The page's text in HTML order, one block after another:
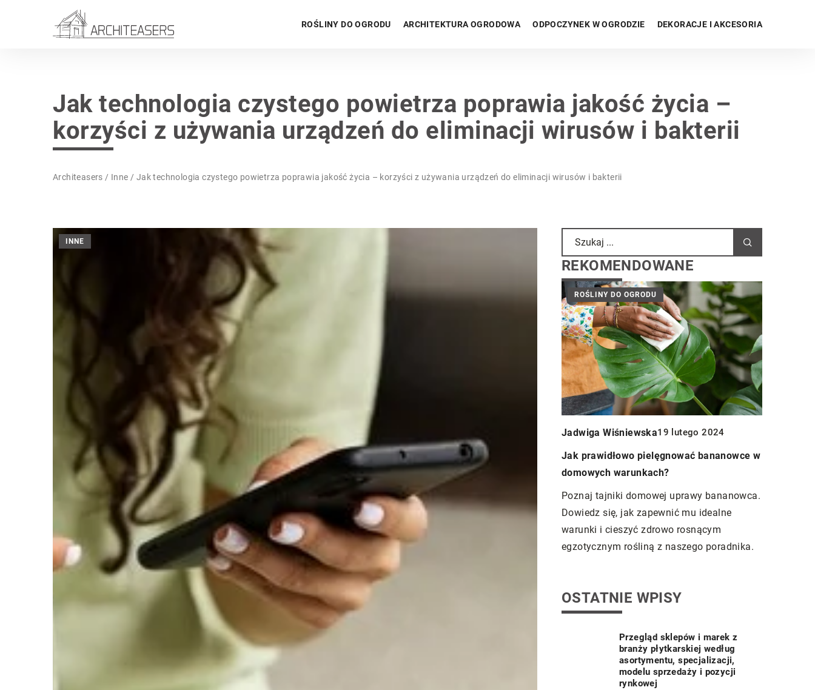
ROŚLINY DO OGRODU ARCHITEKTURA OGRODOWA ODPOCZYNEK W OGRODZIE DEKORACJE I AKCESORIA
Jak technologia czystego powietrza poprawia jakość życia –
korzyści z używania urządzeń do eliminacji wirusów i bakterii
Architeasers / Inne / Jak technologia czystego powietrza poprawia jakość życia – korzyści z używania urządzeń do eliminacji wirusów i bakterii
INNE
REKOMENDOWANE
ARCHITEKTURA OGRODOWA
Jerzy Marchniewicz
Tworzenie przytulnej przestrzeni z
wykorzystaniem nowoczesnych wiat
ogrodowych
Odkryj, jak wykorzystać nowoczesne wiaty
ogrodowe do stworzenia przytulnej
przestrzeni na świeżym powietrzu. Dowiedz
się o najnowszych trendach i praktycznych
poradach.
Redaktor Blue Whale Press
22 października 2024
Jakie krzewy najlepiej przyciągają ptaki do
twojego ogrodu?
Dowiedz się więcej o rodzajach krzewów,
które przyciągają ptaki do Twojego ogrodu.
Znajdź informacje, które pomogą Ci wybrać
idealne rośliny, zapewniające schronienie i
pożywienie dla lokalnej awifauny.
ROŚLINY DO OGRODU
Jadwiga Wiśniewska19 lutego 2024
Jak prawidłowo pielęgnować bananowce w
domowych warunkach?
Poznaj tajniki domowej uprawy bananowca.
Dowiedz się, jak zapewnić mu idealne
warunki i cieszyć zdrowo rosnącym
egzotycznym rośliną z naszego poradnika.
OSTATNIE WPISY
Przegląd sklepów i marek z
branży płytkarskiej według
asortymentu, specjalizacji,
modelu sprzedaży i pozycji
rynkowej